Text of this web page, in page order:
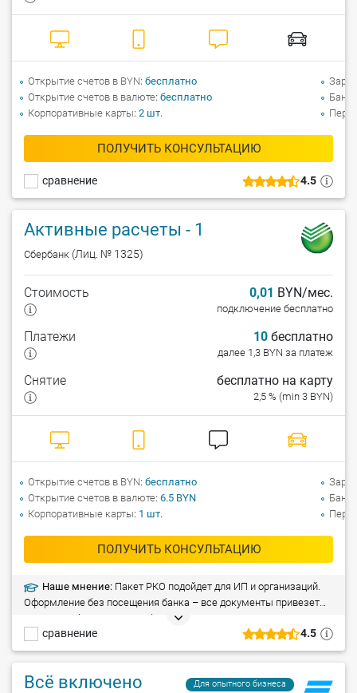
4.5
сравнение
ПОЛУЧИТЬ КОНСУЛЬТАЦИЮ
Открытие счетов в BYN бесплатно
Открытие счетов в валюте бесплатно
Корпоративные карты 2 шт.
Активные расчеты - 1
Сбербанк (Лиц. № 1325)
4.5
сравнение
Стоимость 0,01 BYN/мес.
подключение бесплатно
Платежи 10 бесплатно
далее 1,3 BYN за платеж
Снятие бесплатно на карту
2,5 % (min 3 BYN)
ПОЛУЧИТЬ КОНСУЛЬТАЦИЮ
Открытие счетов в BYN бесплатно
Открытие счетов в валюте 6.5 BYN
Корпоративные карты 1 шт.
Наше мнение: Пакет РКО подойдет для ИП и организаций.
Оформление без посещения банка – все документы привезет
сотрудник банка к вам в офис. Счет готов к использованию уже
через 5 минут после заключения договора. Отличное сочетание
количества платежей и стоимости услуг. Операции по счету в
Всё включено Для опытного бизнеса